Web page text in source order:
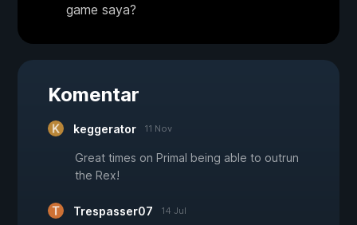
game saya?
Komentar
keggerator 11 Nov
Great times on Primal being able to outrun
the Rex!
Trespasser07 14 Jul